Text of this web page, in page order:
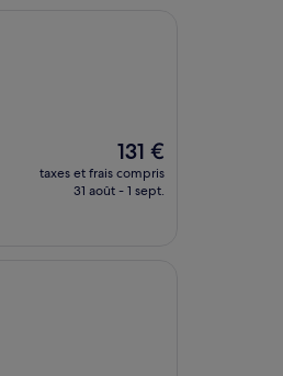
Le
nouveau
prix
131 €
taxes et frais compris
31 août - 1 sept.